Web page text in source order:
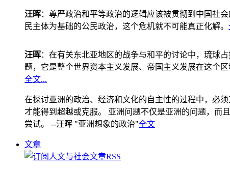
汪晖：尊严政治和平等政治的逻辑应该被贯彻到中国社
民主体为基础的公民政治，这个危机就不可能真正化解。
汪晖：在有关东北亚地区的战争与和平的讨论中，琉球
题，它是整个世界资本主义发展、帝国主义发展在这个区
全文...
在探讨亚洲的政治、经济和文化的自主性的过程中，必
才能得到超越或克服。 亚洲问题不仅是亚洲的问题，而
尝试。 --汪晖 "亚洲想象的政治"全文
文章